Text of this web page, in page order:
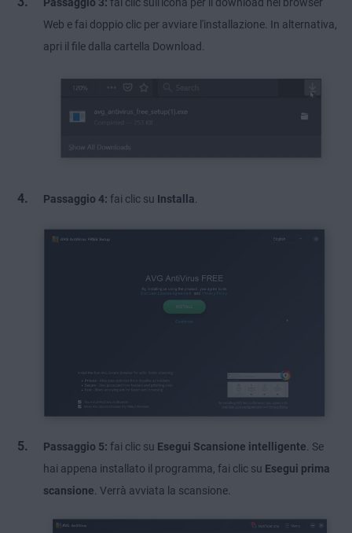
Web e fai doppio clic per avviare l'installazione. In alternativa,
apri il file dalla cartella Download.
Passaggio 4: fai clic su Installa
Passaggio 5: fai clic su Esegui Scansione intelligente . Se
hai appena installato il programma, fai clic su Esegui prima
scansione . Verrà avviata la scansione.